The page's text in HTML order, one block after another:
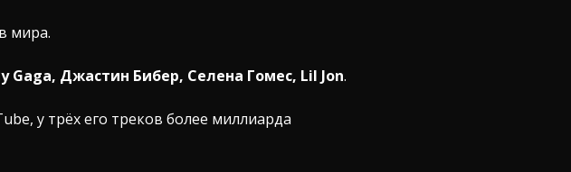
мира.
Gaga, Джастин Бибер, Селена Гомес, Lil Jon.
у трёх его треков более миллиарда